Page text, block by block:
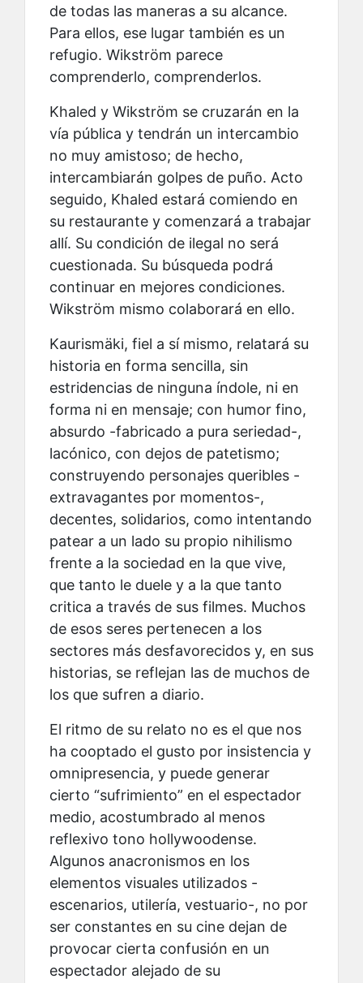
de todas las maneras a su alcance.
Para ellos, ese lugar también es un
refugio. Wikström parece
comprenderlo, comprenderlos.
Khaled y Wikström se cruzarán en la
vía pública y tendrán un intercambio
no muy amistoso; de hecho,
intercambiarán golpes de puño. Acto
seguido, Khaled estará comiendo en
su restaurante y comenzará a trabajar
allí. Su condición de ilegal no será
cuestionada. Su búsqueda podrá
continuar en mejores condiciones.
Wikström mismo colaborará en ello.
Kaurismäki, fiel a sí mismo, relatará su
historia en forma sencilla, sin
estridencias de ninguna índole, ni en
forma ni en mensaje; con humor fino,
absurdo -fabricado a pura seriedad-,
lacónico, con dejos de patetismo;
construyendo personajes queribles -
extravagantes por momentos-,
decentes, solidarios, como intentando
patear a un lado su propio nihilismo
frente a la sociedad en la que vive,
que tanto le duele y a la que tanto
critica a través de sus filmes. Muchos
de esos seres pertenecen a los
sectores más desfavorecidos y, en sus
historias, se reflejan las de muchos de
los que sufren a diario.
El ritmo de su relato no es el que nos
ha cooptado el gusto por insistencia y
omnipresencia, y puede generar
cierto “sufrimiento” en el espectador
medio, acostumbrado al menos
reflexivo tono hollywoodense.
Algunos anacronismos en los
elementos visuales utilizados -
escenarios, utilería, vestuario-, no por
ser constantes en su cine dejan de
provocar cierta confusión en un
espectador alejado de su